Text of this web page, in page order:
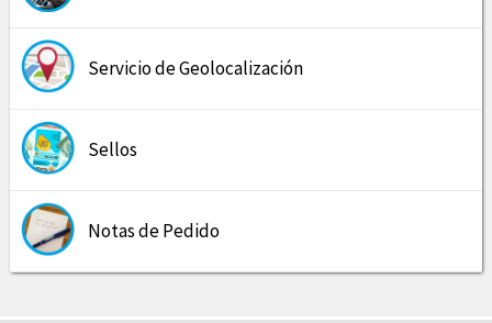
Servicio de Geolocalización
Sellos
Notas de Pedido